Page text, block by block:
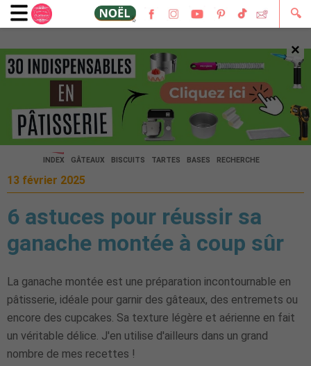
🔍
×
🔍
INDEX GÂTEAUX BISCUITS TARTES BASES RECHERCHE
13 février 2025
6 astuces pour réussir sa
ganache montée à coup sûr
La ganache montée est une préparation incontournable en
pâtisserie, idéale pour garnir des gâteaux, des entremets ou
encore des cupcakes. Sa texture légère et aérienne en fait
un véritable délice. J'en utilise d'ailleurs dans un grand
nombre de mes recettes !